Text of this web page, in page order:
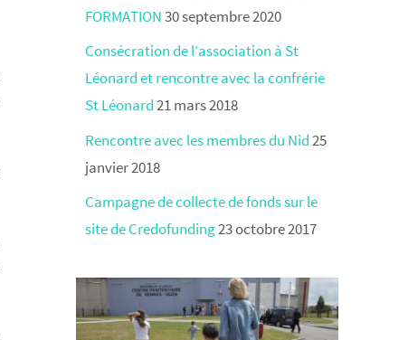
FORMATION30 septembre 2020
Consécration de l’association à St
Léonard et rencontre avec la confrérie
St Léonard21 mars 2018
Rencontre avec les membres du Nid25
janvier 2018
Campagne de collecte de fonds sur le
site de Credofunding23 octobre 2017